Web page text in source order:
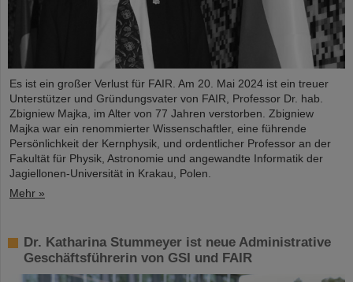
Es ist ein großer Verlust für FAIR. Am 20. Mai 2024 ist ein treuer
Unterstützer und Gründungsvater von FAIR, Professor Dr. hab.
Zbigniew Majka, im Alter von 77 Jahren verstorben. Zbigniew
Majka war ein renommierter Wissenschaftler, eine führende
Persönlichkeit der Kernphysik, und ordentlicher Professor an der
Fakultät für Physik, Astronomie und angewandte Informatik der
Jagiellonen-Universität in Krakau, Polen.
Mehr »
Dr. Katharina Stummeyer ist neue Administrative
Geschäftsführerin von GSI und FAIR